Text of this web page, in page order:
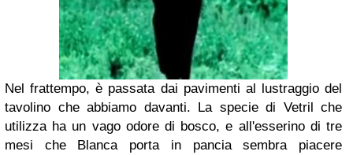
Nel frattempo, è passata dai pavimenti al lustraggio del
tavolino che abbiamo davanti. La specie di Vetril che
utilizza ha un vago odore di bosco, e all'esserino di tre
mesi che Blanca porta in pancia sembra piacere